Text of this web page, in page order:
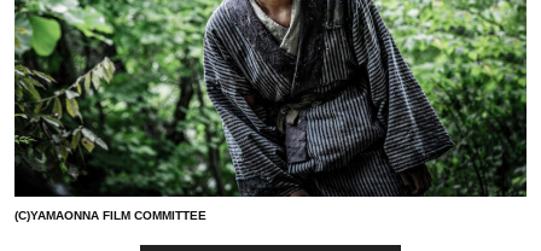
(C)YAMAONNA FILM COMMITTEE